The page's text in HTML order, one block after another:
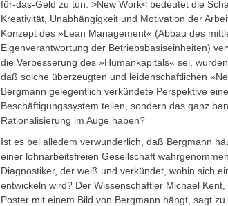
für-das-Geld zu tun. >New Work< bedeutet die
Kreativität, Unabhängigkeit und Motivation der
Konzept des »Lean Management« (Abbau des
Eigenverantwortung der Betriebsbasiseinheiten)
die Verbesserung des »Humankapitals« sei,
daß solche überzeugten und leidenschaftlichen
Bergmann gelegentlich verkündete Perspektive
Beschäftigungssystem teilen, sondern das ganz
Rationalisierung im Auge haben?
Ist es bei alledem verwunderlich, daß Bergmann
einer lohnarbeitsfreien Gesellschaft
Diagnostiker, der weiß und verkündet, wohin sich
entwickeln wird? Der Wissenschaftler Michael
Poster mit einem Bild von Bergmann hängt, sagt